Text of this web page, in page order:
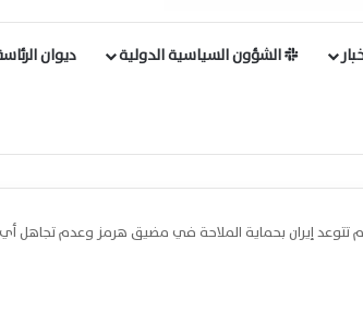
الشؤون السياسية الدولية ديوان
تتوعد إيران بحماية الملاحة في مضيق هرمز وعدم تجاهل